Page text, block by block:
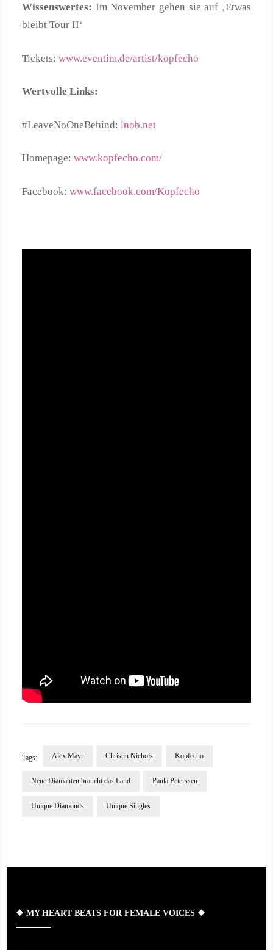
Wissenswertes: Im November gehen sie auf ‚Etwas
bleibt Tour II‘
Tickets:www.eventim.de/artist/kopfecho
Wertvolle Links:
#LeaveNoOneBehind:lnob.net
Homepage:www.kopfecho.com/
Facebook:www.facebook.com/Kopfecho
Tags: Alex Mayr Christin Nichols Kopfecho
Neue Diamanten braucht das Land Paula Peterssen
Unique Diamonds Unique Singles
Navigation
❖ MY HEART BEATS FOR FEMALE VOICES ❖